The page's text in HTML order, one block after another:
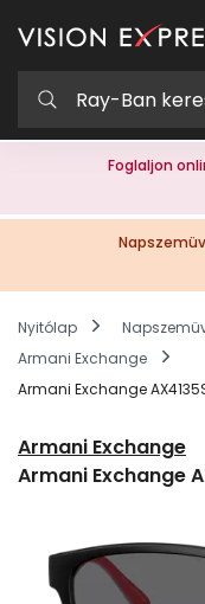
Foglaljon
Nyitólap
Armani Exchange
Armani Exchange
Armani Exchange
Armani Exchange